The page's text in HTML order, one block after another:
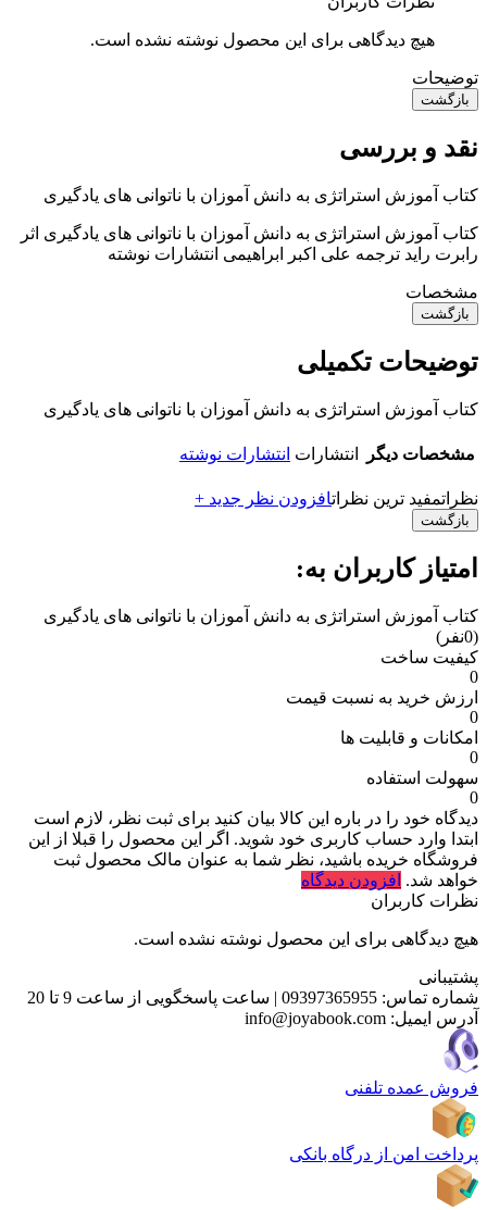
هیچ دیدگاهی برای این محصول نوشته نشده است.
توضیحات
بازگشت
نقد و بررسی
کتاب آموزش استراتژی به دانش آموزان با ناتوانی های یادگیری
کتاب آموزش استراتژی به دانش آموزان با ناتوانی های یادگیری اثر
رابرت راید ترجمه علی اکبر ابراهیمی انتشارات نوشته
مشخصات
بازگشت
توضیحات تکمیلی
کتاب آموزش استراتژی به دانش آموزان با ناتوانی های یادگیری
مشخصات دیگر انتشارات انتشارات نوشته
نظراتمفید ترین نظراتافزودن نظر جدید +
بازگشت
امتیاز کاربران به:
کتاب آموزش استراتژی به دانش آموزان با ناتوانی های یادگیری
(0نفر)
کیفیت ساخت
0
ارزش خرید به نسبت قیمت
0
امکانات و قابلیت ها
0
سهولت استفاده
0
دیدگاه خود را در باره این کالا بیان کنید برای ثبت نظر، لازم است
ابتدا وارد حساب کاربری خود شوید. اگر این محصول را قبلا از این
فروشگاه خریده باشید، نظر شما به عنوان مالک محصول ثبت
خواهد شد. افزودن دیدگاه
نظرات کاربران
هیچ دیدگاهی برای این محصول نوشته نشده است.
پشتیبانی
شماره تماس: 09397365955
| ساعت پاسخگویی از ساعت 9 تا 20
آدرس ایمیل: info@joyabook.com
فروش عمده تلفنی
پرداخت امن از درگاه بانکی